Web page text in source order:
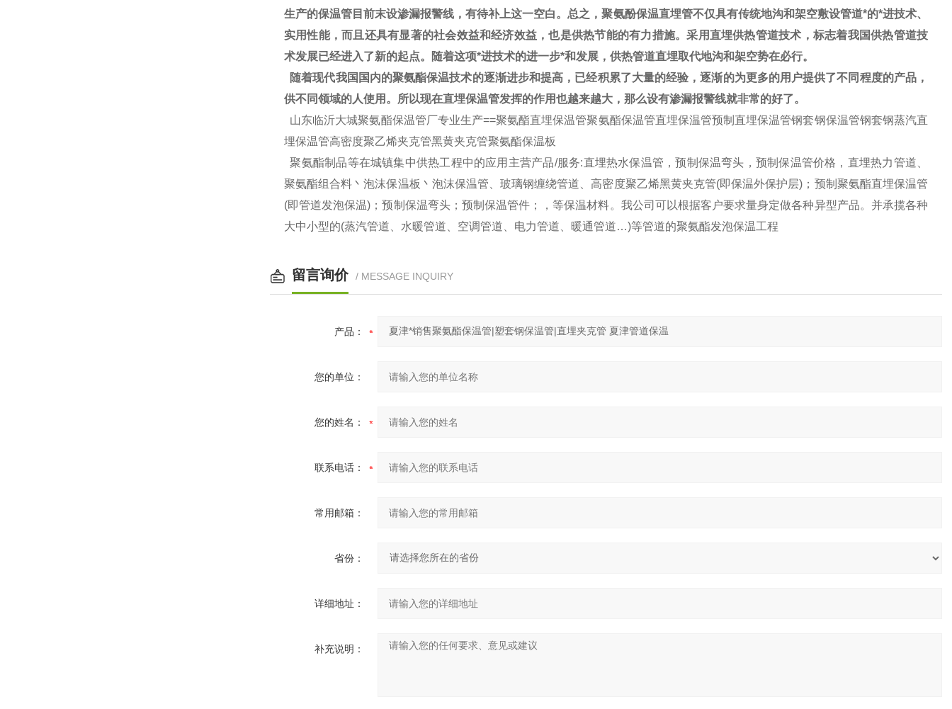
生产的保温管目前末设渗漏报警线，有待补上这一空白。总之，聚氨酚保温直埋管不仅具有传统地沟和架空敷设管道*的*进技术、
实用性能，而且还具有显著的社会效益和经济效益，也是供热节能的有力措施。采用直埋供热管道技术，标志着我国供热管道技
术发展已经进入了新的起点。随着这项*进技术的进一步*和发展，供热管道直埋取代地沟和架空势在必行。
随着现代我国国内的聚氨酯保温技术的逐渐进步和提高，已经积累了大量的经验，逐渐的为更多的用户提供了不同程度的产品，
供不同领域的人使用。所以现在直埋保温管发挥的作用也越来越大，那么设有渗漏报警线就非常的好了。
山东临沂大城聚氨酯保温管厂专业生产==聚氨酯直埋保温管聚氨酯保温管直埋保温管预制直埋保温管钢套钢保温管钢套钢蒸汽直
埋保温管高密度聚乙烯夹克管黑黄夹克管聚氨酯保温板
聚氨酯制品等在城镇集中供热工程中的应用 主营产品/服务:直埋热水保温管，预制保温弯头，预制保温管价格，直埋热力管道、
聚氨酯组合料丶泡沫保温板丶泡沫保温管、玻璃钢缠绕管道、高密度聚乙烯黑黄夹克管(即保温外保护层)；预制聚氨酯直埋保温管
(即管道发泡保温)；预制保温弯头；预制保温管件；，等保温材料。我公司可以根据客户要求量身定做各种异型产品。并承揽各种
大中小型的(蒸汽管道、水暖管道、空调管道、电力管道、暖通管道…)等管道的聚氨酯发泡保温工程
留言询价 / MESSAGE INQUIRY
产品：
您的单位：
您的姓名：
联系电话：
常用邮箱：
省份：
详细地址：
补充说明：